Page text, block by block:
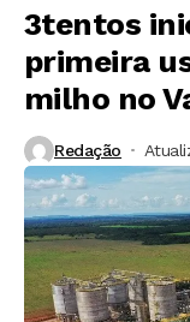
3tentos
primeira
milho no
Redação